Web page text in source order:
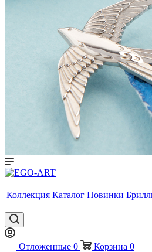
Коллекция Каталог Новинки
Отложенные 0 Корзина 0